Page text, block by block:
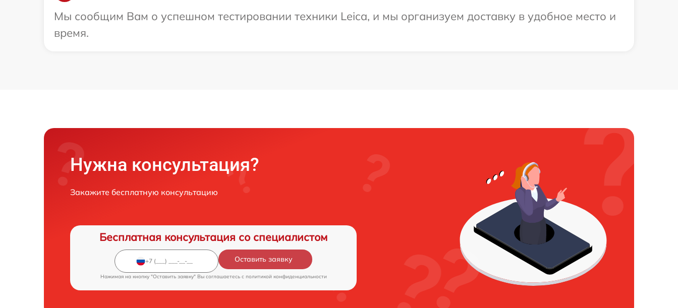
Мы сообщим Вам о успешном тестировании техники Leica, и мы организуем доставку в удобное место и
время.
Нужна консультация?
Закажите бесплатную консультацию
Бесплатная консультация со специалистом
Оставить заявку
Нажимая на кнопку "Оставить заявку" Вы соглашаетесь c политикой конфиденциальности